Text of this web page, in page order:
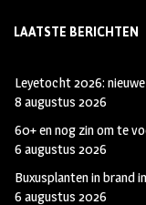
LAATSTE BERICHTEN
Leyetocht 2026:
8 augustus 2026
60+ en nog zin om te
6 augustus 2026
Buxusplanten in brand
6 augustus 2026